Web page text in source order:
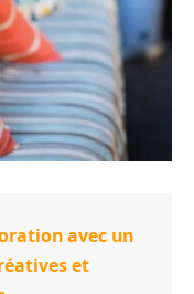
avec un
et